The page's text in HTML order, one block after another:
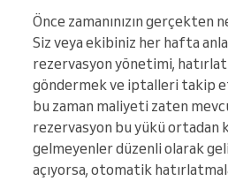
Önce zamanınızın gerçekten
Siz veya ekibiniz her hafta
rezervasyon yönetimi,
göndermek ve iptalleri takip
bu zaman maliyeti zaten
rezervasyon bu yükü ortadan
gelmeyenler düzenli olarak
açıyorsa, otomatik